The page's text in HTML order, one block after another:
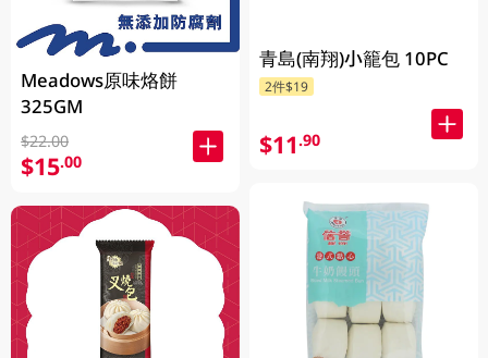
Meadows原味烙餅
325GM
$22.00
$15.00
青島(南翔)小籠包 10PC
2件$19
$11.90